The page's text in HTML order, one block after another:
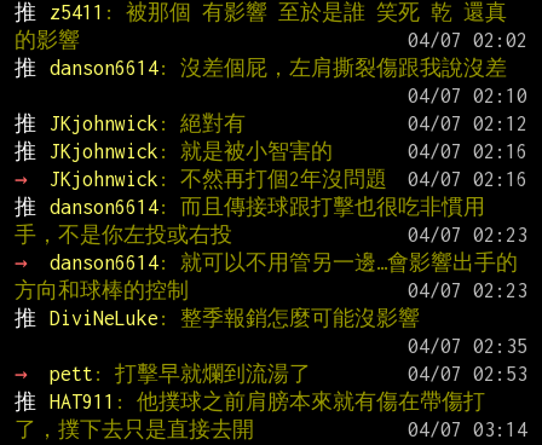
推
z5411 : 被那個 有影響 至於是誰 笑死 乾 還真
的影響
推
danson6614: 沒差個屁，左肩撕裂傷跟我說沒差
推
JKjohnwick : 絕對有
推
JKjohnwick : 就是被小智害的
→
JKjohnwick : 不然再打個2年沒問題
推
danson6614: 而且傳接球跟打擊也很吃非慣用
手，不是你左投或右投
→
danson6614: 就可以不用管另一邊…會影響出手的
方向和球棒的控制
推
DiviNeLuke : 整季報銷怎麼可能沒影響
→
pett : 打擊早就爛到流湯了
推
HAT911 : 他撲球之前肩膀本來就有傷在帶傷打
了，撲下去只是直接去開